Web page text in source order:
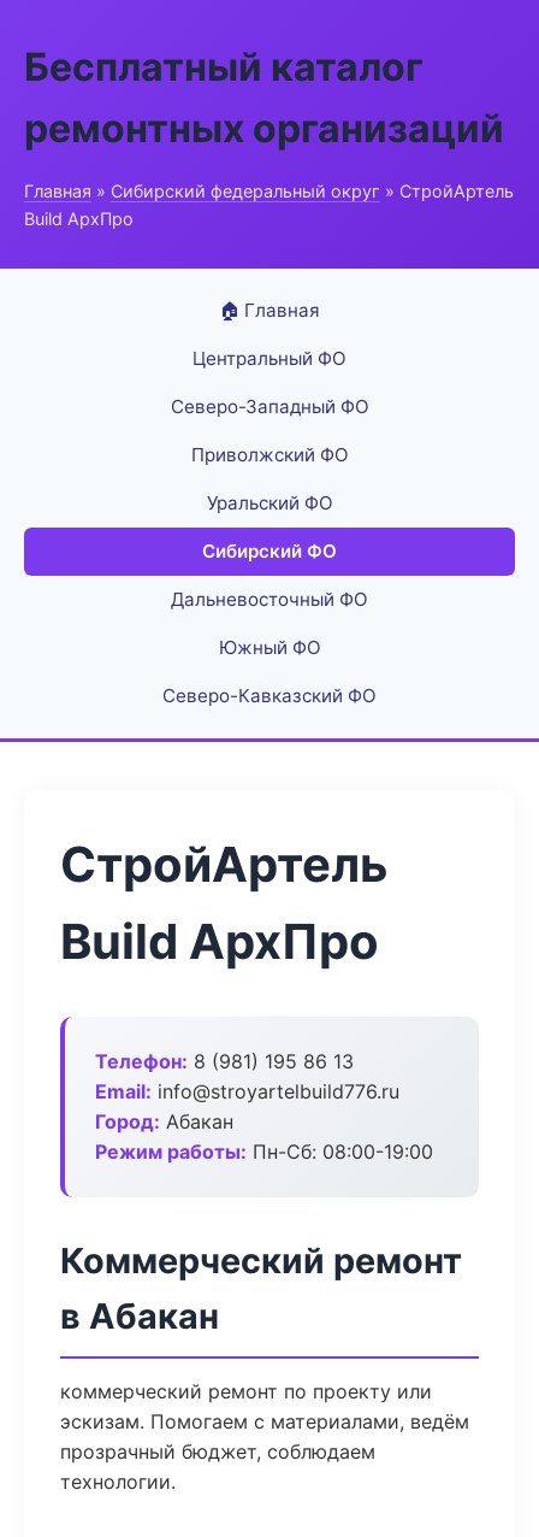
Бесплатный каталог
ремонтных организаций
Главная » Сибирский федеральный округ » СтройАртель
Build АрхПро
🏠 Главная
Центральный ФО
Северо-Западный ФО
Приволжский ФО
Уральский ФО
Сибирский ФО
Дальневосточный ФО
Южный ФО
Северо-Кавказский ФО
СтройАртель
Build АрхПро
Телефон: 8 (981) 195 86 13
Email: info@stroyartelbuild776.ru
Город: Абакан
Режим работы: Пн-Сб: 08:00-19:00
Коммерческий ремонт
в Абакан
коммерческий ремонт по проекту или
эскизам. Помогаем с материалами, ведём
прозрачный бюджет, соблюдаем
технологии.